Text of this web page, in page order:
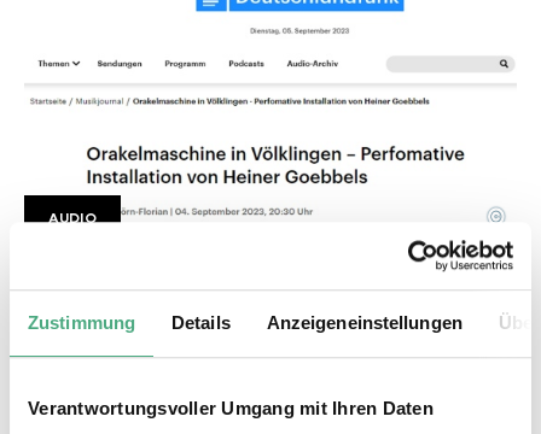
Zustimmung Details Anzeigeneinstellungen
Verantwortungsvoller Umgang mit Ihren Daten
©
AUDIO
Heiner Goebbels. 862 Eine Orakelmaschine